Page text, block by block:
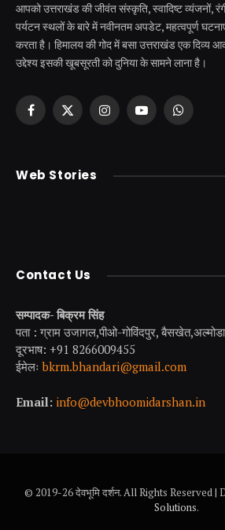
आपको उत्तराखंड की जीवंत संस्कृति, स्वादिष्ट व्यंजनों,
पर्यटन स्थलों के बारे में नवीनतम अपडेट, महत्वपूर्ण
करता है। हिमालय की गोद में बसा उत्तराखंड एक दिव्य
उद्देश्य इसकी खूबसूरती को दुनिया के सामने लाना है।
Facebook
X
InstagramYouTubeWhatsApp
Web Stories
केदारनाथ से पहले होती है
Contact Us
सम्पादक- बिक्रम सिंह
पता : ग्राम उजागल,पीओ-गोविंदपुर,
दूरभाष: +91 8266009455
ईमेलःbkrm.bhandari@gmail.com
Email: info@devbhoomidarshan.in
© 2019-26 देवभूमि दर्शन. All Rights Reserved |
Solutions.